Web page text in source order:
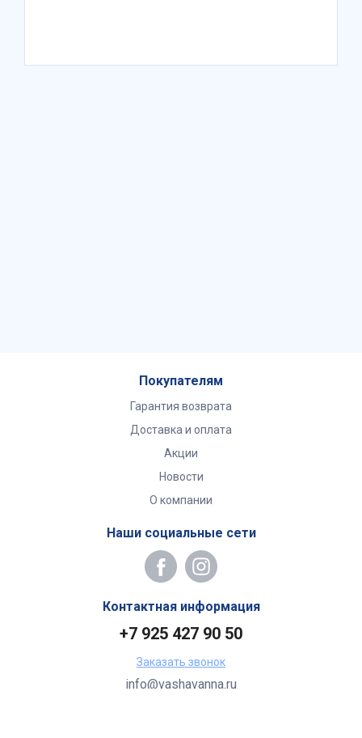
Покупателям
Гарантия возврата
Доставка и оплата
Акции
Новости
О компании
Наши социальные сети
Контактная информация
+7 925 427 90 50
Заказать звонок
info@vashavanna.ru